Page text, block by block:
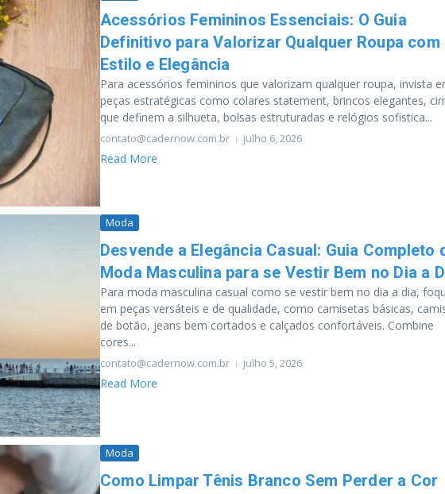
Acessórios Femininos Essenciais: O Guia
Definitivo para Valorizar Qualquer Roupa com
Estilo e Elegância
Para acessórios femininos que valorizam qualquer roupa, invista
peças estratégicas como colares statement, brincos elegantes,
que definem a silhueta, bolsas estruturadas e relógios sofistica...
contato@cadernow.com.br julho 6, 2026
Read More
Moda
Desvende a Elegância Casual: Guia Completo
Moda Masculina para se Vestir Bem no Dia a
Para moda masculina casual como se vestir bem no dia a dia,
em peças versáteis e de qualidade, como camisetas básicas,
de botão, jeans bem cortados e calçados confortáveis. Combine
cores...
contato@cadernow.com.br julho 5, 2026
Read More
Moda
Como Limpar Tênis Branco Sem Perder a Cor